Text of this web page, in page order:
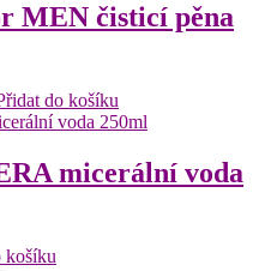
MEN čisticí pěna
do košíku
micerální voda
košíku